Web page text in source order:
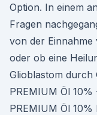
Option. In einem
Fragen
von der
oder ob eine
Glioblastom durch
PREMIUM Öl
PREMIUM Öl 10%